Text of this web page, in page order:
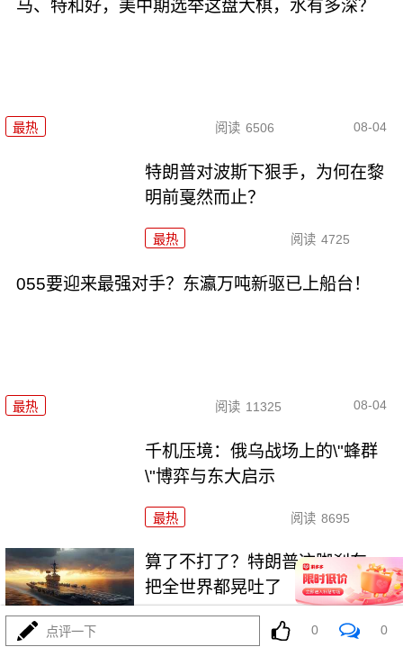
马、特和好，美中期选举这盘大棋，水有多深？
最热 阅读 6506 08-04
特朗普对波斯下狠手，为何在黎
明前戛然而止？
最热 阅读 4725
055要迎来最强对手？东瀛万吨新驱已上船台！
最热 阅读 11325 08-04
千机压境：俄乌战场上的\"蜂群
\"博弈与东大启示
最热 阅读 8695
算了不打了？特朗普这脚刹车，
把全世界都晃吐了
阅读 15970
点评一下 0 0